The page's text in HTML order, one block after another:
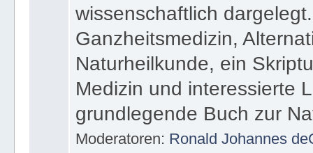
wissenschaftlich
Ganzheitsmedizin,
Naturheilkunde, ein
Medizin und interessierte
grundlegende Buch zur
Moderatoren: Ronald Johannes